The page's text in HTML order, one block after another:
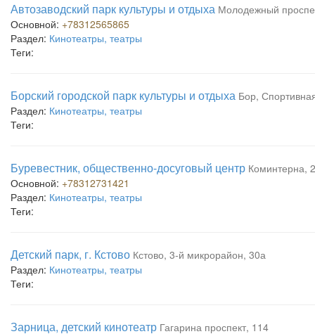
Автозаводский парк культуры и отдыха Молодежный
Основной: +78312565865
Раздел: Кинотеатры, театры
Теги:
Борский городской парк культуры и отдыха Бор,
Раздел: Кинотеатры, театры
Теги:
Буревестник, общественно-досуговый центр Коминтерна,
Основной: +78312731421
Раздел: Кинотеатры, театры
Теги:
Детский парк, г. Кстово Кстово, 3-й микрорайон, 30а
Раздел: Кинотеатры, театры
Теги:
Зарница, детский кинотеатр Гагарина проспект, 114